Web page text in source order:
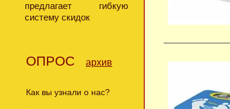
предлагает гибкую
систему скидок
ОПРОС архив
Как вы узнали о нас?